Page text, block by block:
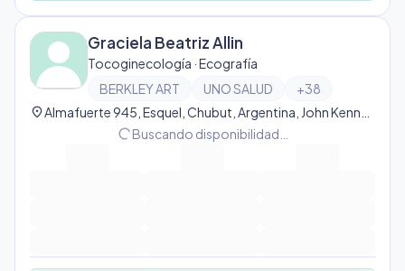
Graciela Beatriz Allin
Tocoginecología · Ecografía
BERKLEY ART
UNO SALUD +38
location_on
progress_activityBuscando disponibilidad…